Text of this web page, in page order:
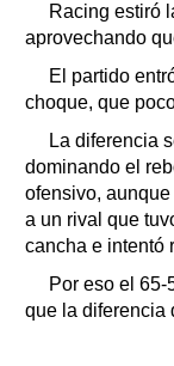
Racing estiró
aprovechando
El partido
choque, que
La diferencia
dominando el
ofensivo,
a un rival que
cancha e intentó
Por eso el 65-
que la diferencia